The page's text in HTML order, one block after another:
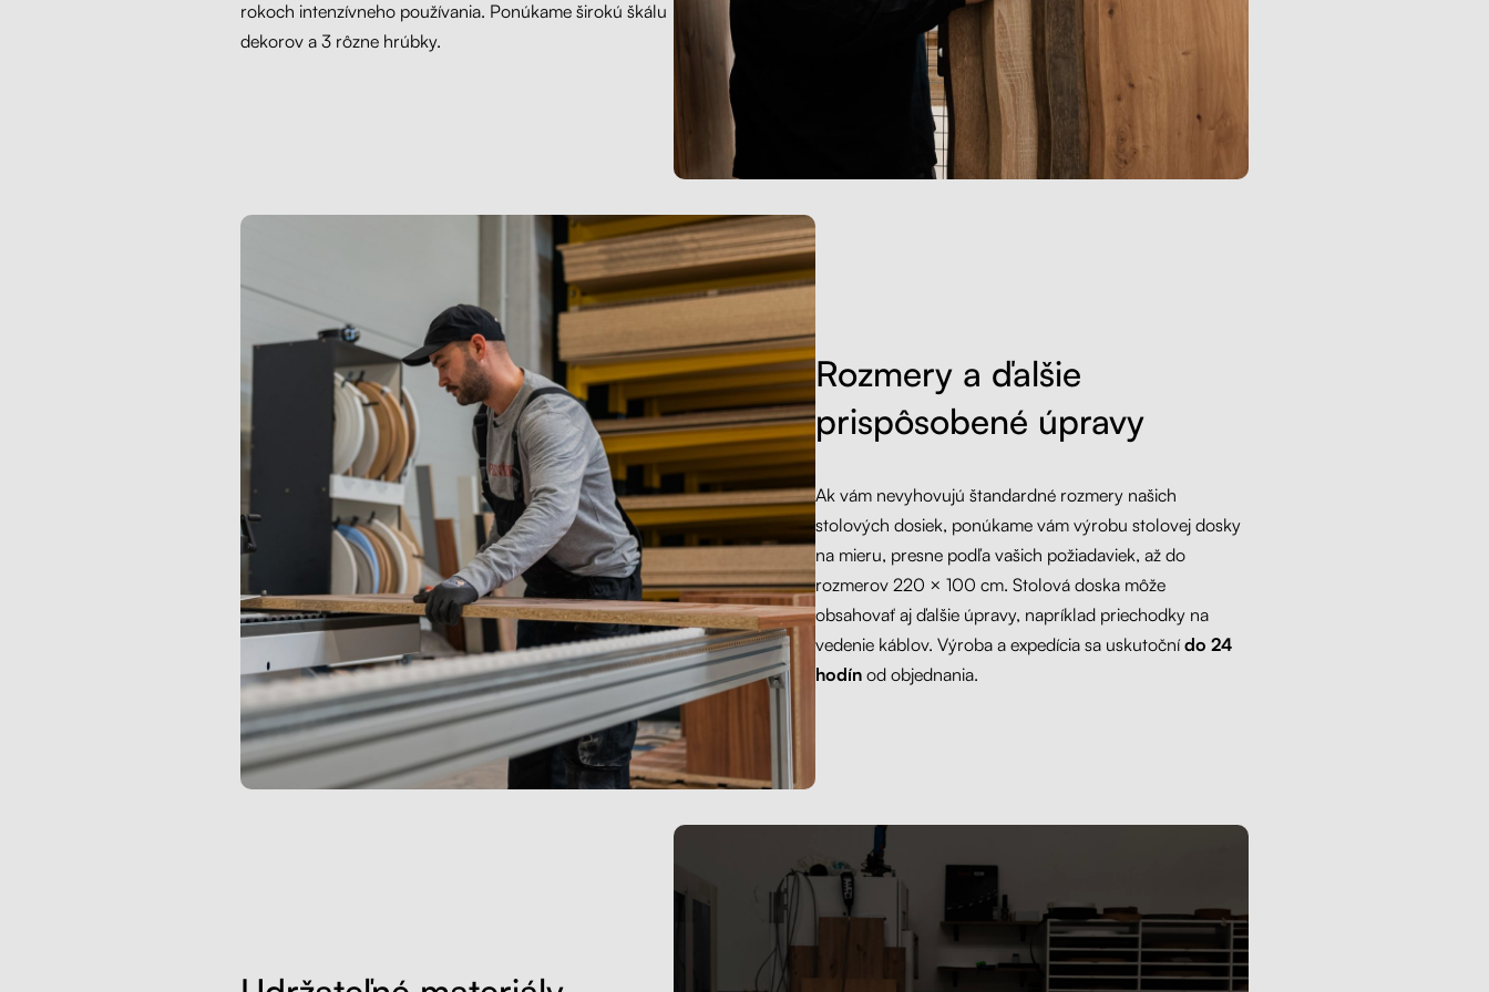
rokoch intenzívneho používania. Ponúkame širokú škálu
dekorov a 3 rôzne hrúbky.
Rozmery a ďalšie
prispôsobené úpravy
Ak vám nevyhovujú štandardné rozmery našich
stolových dosiek, ponúkame vám výrobu stolovej dosky
na mieru, presne podľa vašich požiadaviek, až do
rozmerov 220 × 100 cm. Stolová doska môže
obsahovať aj ďalšie úpravy, napríklad priechodky na
vedenie káblov. Výroba a expedícia sa uskutočnído 24
hodínod objednania.